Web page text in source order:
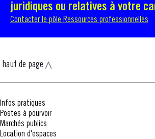
juridiques ou relatives à votre
Contacter le pôle Ressources professionnelles
haut de page
Infos pratiques
Postes à pourvoir
Marchés publics
Location d'espaces